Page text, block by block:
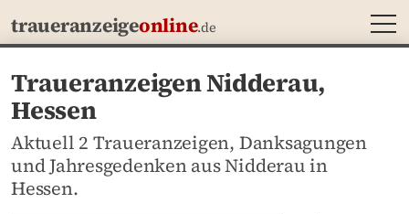
traueranzeigeonline.de
Traueranzeigen Nidderau,
Hessen
Aktuell 2 Traueranzeigen, Danksagungen
und Jahresgedenken aus Nidderau in
Hessen.